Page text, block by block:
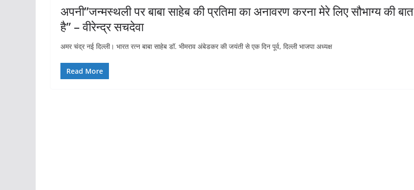
अपनी”जन्मस्थली पर बाबा साहेब की प्रतिमा का अनावरण करना मेरे लिए सौभाग्य की बात
है” – वीरेन्द्र सचदेवा
अमर चंद्र नई दिल्ली। भारत रत्न बाबा साहेब डॉ. भीमराव अंबेडकर की जयंती से एक दिन पूर्व, दिल्ली भाजपा अध्यक्ष
Read More